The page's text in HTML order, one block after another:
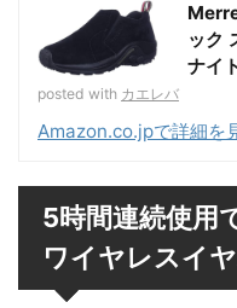
ック
ナイ
posted with カエレバ
Amazon.co.jpで詳細を
5時間連続使用
ワイヤレスイヤ